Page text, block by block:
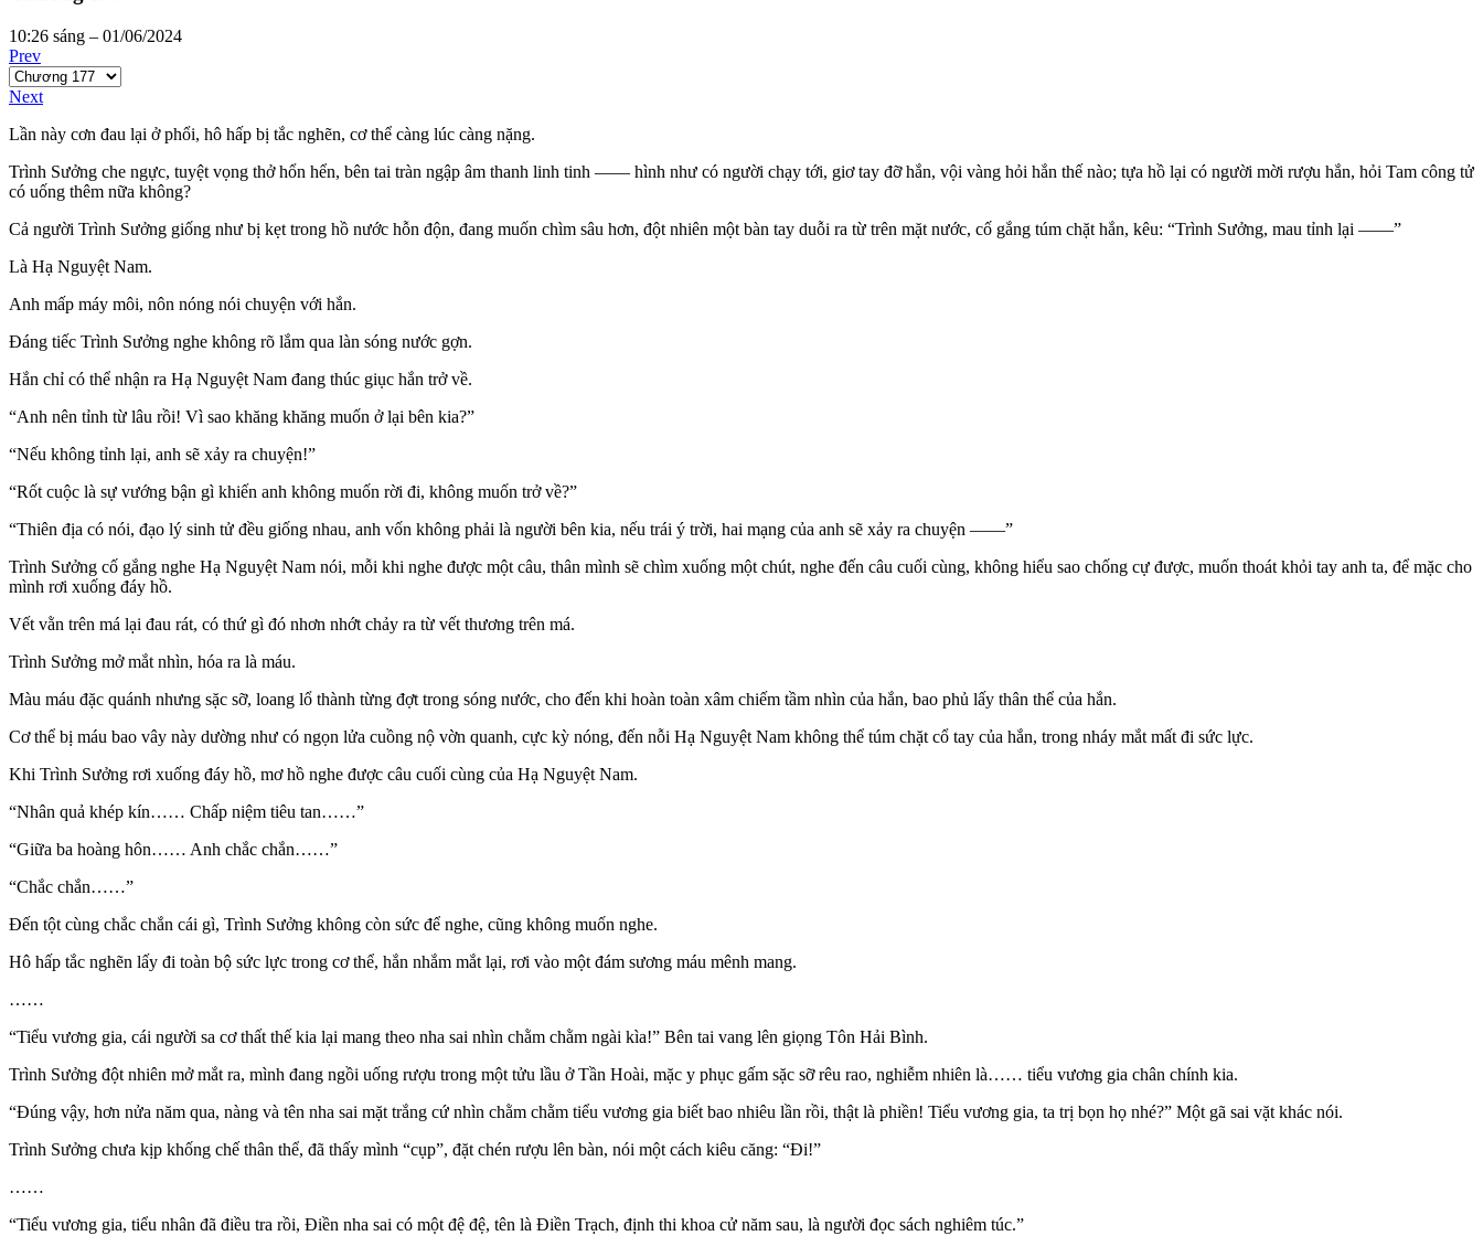
10:26 sáng – 01/06/2024
Prev
Next
Lần này cơn đau lại ở phổi, hô hấp bị tắc nghẽn, cơ thể càng lúc càng nặng.
Trình Sưởng che ngực, tuyệt vọng thở hổn hển, bên tai tràn ngập âm thanh linh tinh —— hình như có người chạy tới, giơ tay đỡ hắn, vội vàng hỏi hắn thế nào; tựa hồ lại có người mời rượu hắn, hỏi Tam công tử
có uống thêm nữa không?
Cả người Trình Sưởng giống như bị kẹt trong hồ nước hỗn độn, đang muốn chìm sâu hơn, đột nhiên một bàn tay duỗi ra từ trên mặt nước, cố gắng túm chặt hắn, kêu: “Trình Sưởng, mau tỉnh lại ——”
Là Hạ Nguyệt Nam.
Anh mấp máy môi, nôn nóng nói chuyện với hắn.
Đáng tiếc Trình Sưởng nghe không rõ lắm qua làn sóng nước gợn.
Hắn chỉ có thể nhận ra Hạ Nguyệt Nam đang thúc giục hắn trở về.
“Anh nên tỉnh từ lâu rồi! Vì sao khăng khăng muốn ở lại bên kia?”
“Nếu không tỉnh lại, anh sẽ xảy ra chuyện!”
“Rốt cuộc là sự vướng bận gì khiến anh không muốn rời đi, không muốn trở về?”
“Thiên địa có nói, đạo lý sinh tử đều giống nhau, anh vốn không phải là người bên kia, nếu trái ý trời, hai mạng của anh sẽ xảy ra chuyện ——”
Trình Sưởng cố gắng nghe Hạ Nguyệt Nam nói, mỗi khi nghe được một câu, thân mình sẽ chìm xuống một chút, nghe đến câu cuối cùng, không hiểu sao chống cự được, muốn thoát khỏi tay anh ta, để mặc cho
mình rơi xuống đáy hồ.
Vết vằn trên má lại đau rát, có thứ gì đó nhơn nhớt chảy ra từ vết thương trên má.
Trình Sưởng mở mắt nhìn, hóa ra là máu.
Màu máu đặc quánh nhưng sặc sỡ, loang lổ thành từng đợt trong sóng nước, cho đến khi hoàn toàn xâm chiếm tầm nhìn của hắn, bao phủ lấy thân thể của hắn.
Cơ thể bị máu bao vây này dường như có ngọn lửa cuồng nộ vờn quanh, cực kỳ nóng, đến nỗi Hạ Nguyệt Nam không thể túm chặt cổ tay của hắn, trong nháy mắt mất đi sức lực.
Khi Trình Sưởng rơi xuống đáy hồ, mơ hồ nghe được câu cuối cùng của Hạ Nguyệt Nam.
“Nhân quả khép kín…… Chấp niệm tiêu tan……”
“Giữa ba hoàng hôn…… Anh chắc chắn……”
“Chắc chắn……”
Đến tột cùng chắc chắn cái gì, Trình Sưởng không còn sức để nghe, cũng không muốn nghe.
Hô hấp tắc nghẽn lấy đi toàn bộ sức lực trong cơ thể, hắn nhắm mắt lại, rơi vào một đám sương máu mênh mang.
……
“Tiểu vương gia, cái người sa cơ thất thế kia lại mang theo nha sai nhìn chằm chằm ngài kìa!” Bên tai vang lên giọng Tôn Hải Bình.
Trình Sưởng đột nhiên mở mắt ra, mình đang ngồi uống rượu trong một tửu lầu ở Tần Hoài, mặc y phục gấm sặc sỡ rêu rao, nghiễm nhiên là…… tiểu vương gia chân chính kia.
“Đúng vậy, hơn nửa năm qua, nàng và tên nha sai mặt trắng cứ nhìn chằm chằm tiểu vương gia biết bao nhiêu lần rồi, thật là phiền! Tiểu vương gia, ta trị bọn họ nhé?” Một gã sai vặt khác nói.
Trình Sưởng chưa kịp khống chế thân thể, đã thấy mình “cụp”, đặt chén rượu lên bàn, nói một cách kiêu căng: “Đi!”
……
“Tiểu vương gia, tiểu nhân đã điều tra rồi, Điền nha sai có một đệ đệ, tên là Điền Trạch, định thi khoa cử năm sau, là người đọc sách nghiêm túc.”